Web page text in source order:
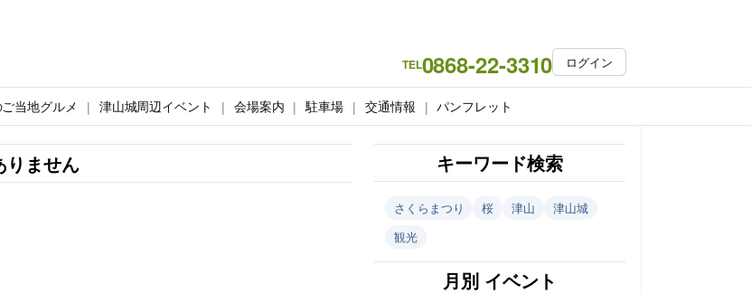
TEL0868-22-3310 ログイン
当地グルメ 津山城周辺イベント 会場案内 駐車場 交通情報 パンフレット
りません キーワード検索
さくらまつり 桜 津山
津山城
観光
月別 イベント